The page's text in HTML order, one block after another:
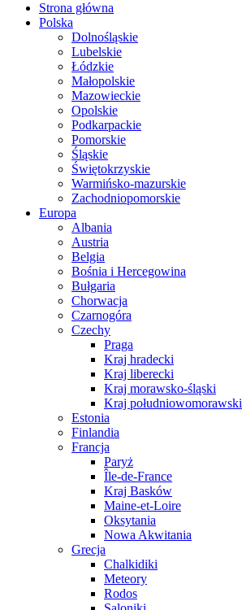
Strona główna
Polska
Dolnośląskie
Lubelskie
Łódzkie
Małopolskie
Mazowieckie
Opolskie
Podkarpackie
Pomorskie
Śląskie
Świętokrzyskie
Warmińsko-mazurskie
Zachodniopomorskie
Europa
Albania
Austria
Belgia
Bośnia i Hercegowina
Bułgaria
Chorwacja
Czarnogóra
Czechy
Praga
Kraj hradecki
Kraj liberecki
Kraj morawsko-śląski
Kraj południowomorawski
Estonia
Finlandia
Francja
Paryż
Île-de-France
Kraj Basków
Maine-et-Loire
Oksytania
Nowa Akwitania
Grecja
Chalkidiki
Meteory
Rodos